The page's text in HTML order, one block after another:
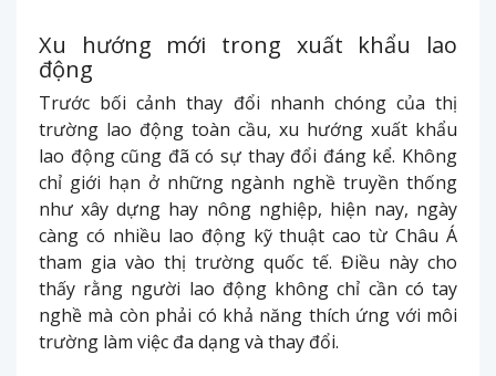
Xu hướng mới trong xuất khẩu lao
động
Trước bối cảnh thay đổi nhanh chóng của thị
trường lao động toàn cầu, xu hướng xuất khẩu
lao động cũng đã có sự thay đổi đáng kể. Không
chỉ giới hạn ở những ngành nghề truyền thống
như xây dựng hay nông nghiệp, hiện nay, ngày
càng có nhiều lao động kỹ thuật cao từ Châu Á
tham gia vào thị trường quốc tế. Điều này cho
thấy rằng người lao động không chỉ cần có tay
nghề mà còn phải có khả năng thích ứng với môi
trường làm việc đa dạng và thay đổi.